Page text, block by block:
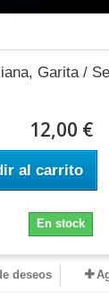
Garita /
12,00 €
al carrito
En stock
deseos